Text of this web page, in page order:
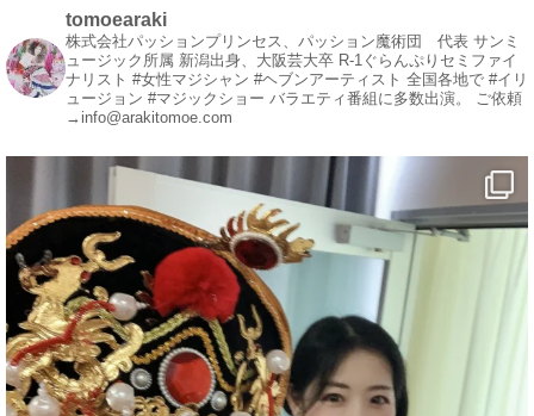
#イベント
#宴会
#余興
1 5 X
マジシャン派遣 パッションプリンセス【公式】
@comedy_illusion · 5 8月
お疲れ様です
YouTubeを更新しました
https://youtu.be/9Vo2WgtDLME @YouTube
#企業公式がお疲れ様を言い合う
#チャンネル登録おねがいします
tomoearaki
株式会社パッションプリンセス、パッション魔術団 代表 サンミ
ュージック所属 新潟出身、大阪芸大卒 R-1ぐらんぷりセミファイ
ナリスト #女性マジシャン #ヘブンアーティスト 全国各地で #イリ
ュージョン #マジックショー バラエティ番組に多数出演。 ご依頼
→info@arakitomoe.com